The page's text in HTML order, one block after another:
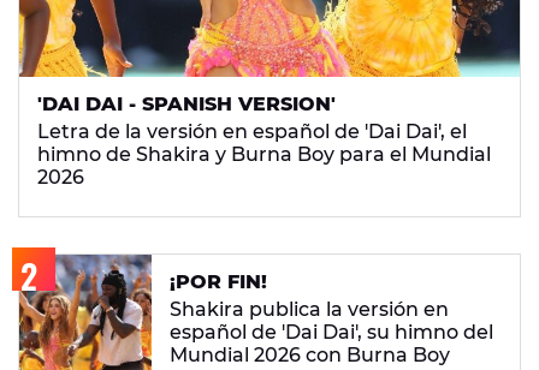
'DAI DAI - SPANISH VERSION'
Letra de la versión en español de 'Dai Dai', el
himno de Shakira y Burna Boy para el Mundial
2026
¡POR FIN!
Shakira publica la versión en
español de 'Dai Dai', su himno del
Mundial 2026 con Burna Boy